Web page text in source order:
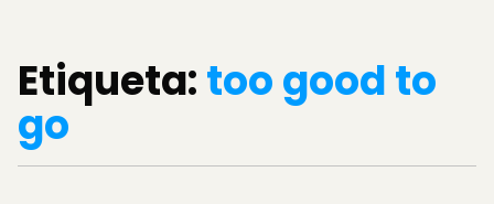
Etiqueta:too good to
go